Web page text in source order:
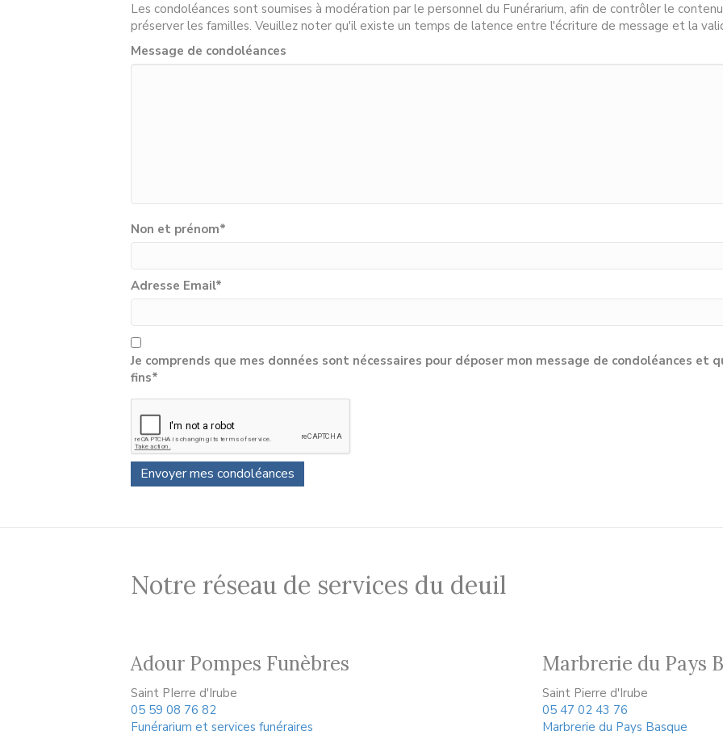
Les condoléances sont soumises à modération par le personnel du Funérarium, afin de contrôler le
préserver les familles. Veuillez noter qu'il existe un temps de latence entre l'écriture de message et la
Message de condoléances
Non et prénom*
Adresse Email*
Je comprends que mes données sont nécessaires pour déposer mon message de condoléances
fins*
Notre réseau de services du deuil
Adour Pompes Funèbres
Saint PIerre d'Irube
05 59 08 76 82
Funérarium et services funéraires
Marbrerie du Pays
Saint Pierre d'Irube
05 47 02 43 76
Marbrerie du Pays Basque